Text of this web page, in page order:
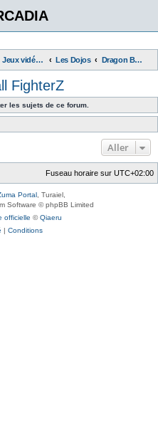
Jeux vidéo d'arcade Les Dojos Dragon Ball FighterZ
FighterZ
les sujets de ce forum.
Aller
Fuseau horaire sur UTC+02:00
Portal , Turaiel,
Software © phpBB Limited
officielle ©Qiaeru
| Conditions